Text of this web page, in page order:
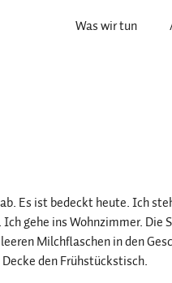
Was wir tun
Es ist bedeckt heute. Ich
gehe ins Wohnzimmer. Die
Milchflaschen in den
den Frühstückstisch.